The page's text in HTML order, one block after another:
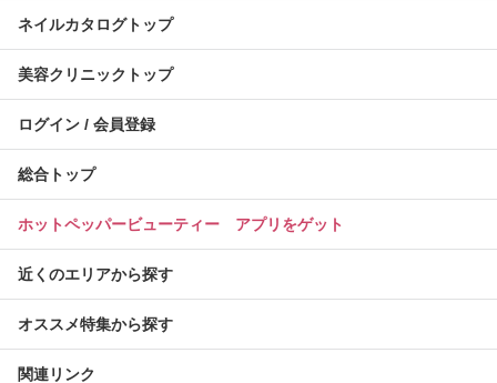
ネイルカタログトップ
美容クリニックトップ
ログイン / 会員登録
総合トップ
ホットペッパービューティー アプリをゲット
近くのエリアから探す
オススメ特集から探す
関連リンク